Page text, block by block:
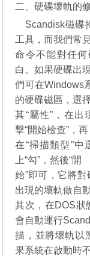
二、硬碟壞軌的
Scandisk磁碟
工具，而我們常
命令不能對任
白。如果硬碟出
們可在Windows
的硬碟磁區，選
其“屬性”，在出
擊“開始檢查”，再
在“掃描類型”中
上“勾”，然後“開
始”即可，它將
出現的壞軌做自
其次，在DOS狀
會自動運行
描，並將壞軌以
果系統在啟動時